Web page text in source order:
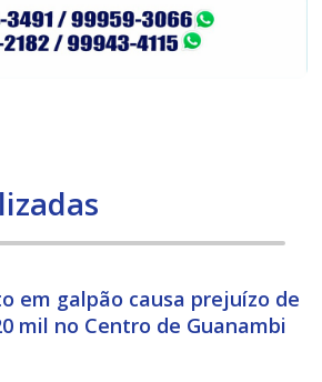
em galpão causa prejuízo de
mil no Centro de Guanambi